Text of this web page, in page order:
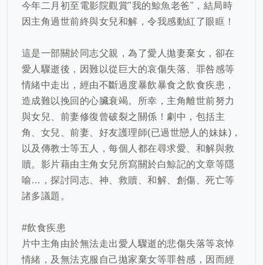
今年二月初至電影院觀賞"我的鯨魚老爸" ，結局時
因主角過世前終與女兒和解，令我感動紅了眼眶！
這是一部關於同志父親，為了愛人拋妻棄女，卻在
愛人驟逝後，因難以從巨大的哀傷失落、罪咎感等
情緒中走出，經由不斷過度暴飲暴食之飲食疾患，
造成難以挽回的心臟衰竭。所幸，主角離世前努力
與女兒、前妻修復曾破裂之關係！劇中，包括主
角、女兒、前妻、好友護理師(已過世戀人的妹妹) ，
以及傳教士等五人，每個人都在尋求愛、和解與救
贖。影片藉由主角女兒所寫關於白鯨記的文章等隱
喻…，探討同志、神、救贖、和解、創傷、死亡等
諸多議題。
#飲食疾患
片中主角由於無法走出愛人驟逝的悲傷失落等哀悼
情緒，及無法克服自己拋家棄女等罪咎感，因而經